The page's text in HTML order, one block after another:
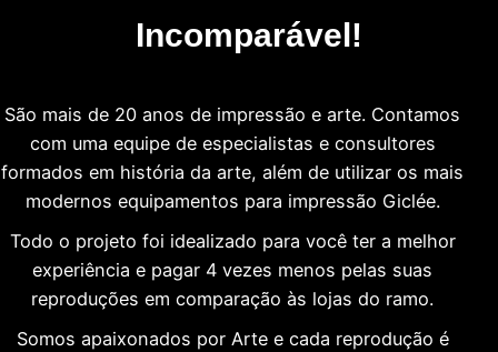
Incomparável!
São mais de 20 anos de impressão e arte. Contamos
com uma equipe de especialistas e consultores
formados em história da arte, além de utilizar os mais
modernos equipamentos para impressão Giclée.
Todo o projeto foi idealizado para você ter a melhor
experiência e pagar 4 vezes menos pelas suas
reproduções em comparação às lojas do ramo.
Somos apaixonados por Arte e cada reprodução é